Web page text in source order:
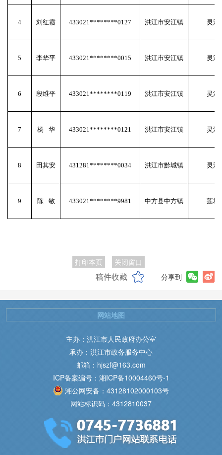
4 刘红霞 433021********0127 洪江市安江镇 灵活
5 李华平 433021********0015 洪江市安江镇 灵活
6 段维平 433021********0119 洪江市安江镇 灵活
7 杨 华 433021********0121 洪江市安江镇 灵活
8 田其安 431281********0034 洪江市黔城镇 灵活
9 陈 敏 433021********9981 中方县中方镇 莲塘
打印本页 关闭窗口
稿件收藏 分享到
主办：洪江市人民政府办公室
承办：洪江市政务服务中心
邮箱：hjszf@163.com
ICP备案编号：湘ICP备10004460号-1
湘公网安备：43128102000103号
网站标识码：4312810037
网站地图